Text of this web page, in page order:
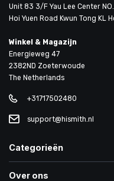
Unit 83 3/F Yau Lee Center
Hoi Yuen Road Kwun Tong KL
Winkel & Magazijn
Energieweg 47
2382ND Zoeterwoude
The Netherlands
+31717502480
support@hismith.nl
Categorieën
Over ons